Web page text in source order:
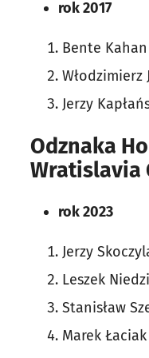
rok 2017
Bente Kahan
Włodzimierz
Jerzy
Odznaka
Wratislavia
rok 2023
Jerzy
Leszek
Stanisław
Marek Łaciak